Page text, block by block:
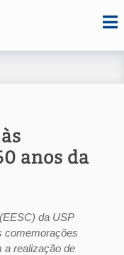
anos da
da USP
comemorações
a realização de